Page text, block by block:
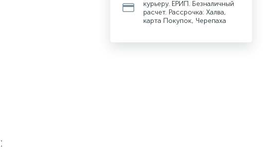
:
курьеру. ЕРИП. Безналичный
расчет. Рассрочка: Халва,
карта Покупок, Черепаха